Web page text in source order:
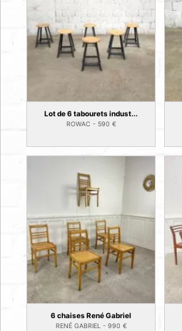
Lot de 6 tabourets indust...
ROWAC - 590 €
6 chaises René Gabriel
RENÉ GABRIEL - 990 €